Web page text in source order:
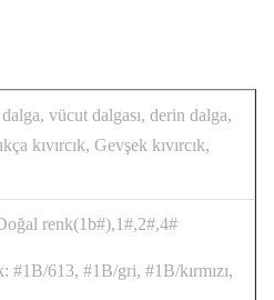
vücut dalgası, derin dalga,
kıvırcık, Gevşek kıvırcık,
renk(1b#),1#,2#,4#
#1B/613, #1B/gri, #1B/kırmızı,